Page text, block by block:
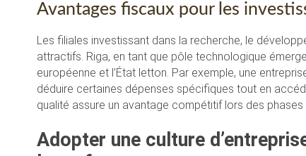
Avantages fiscaux pour les
Les filiales investissant dans la recherche, le
attractifs. Riga, en tant que pôle technologique
européenne et l’État letton. Par exemple, une
déduire certaines dépenses spécifiques tout en
qualité assure un avantage compétitif lors des
Adopter une culture